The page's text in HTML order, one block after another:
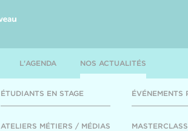
L'AGENDA NOS ACTUALITÉS
ÉTUDIANTS EN STAGE
ATELIERS MÉTIERS / MÉDIAS
ÉVÉNEMENTS